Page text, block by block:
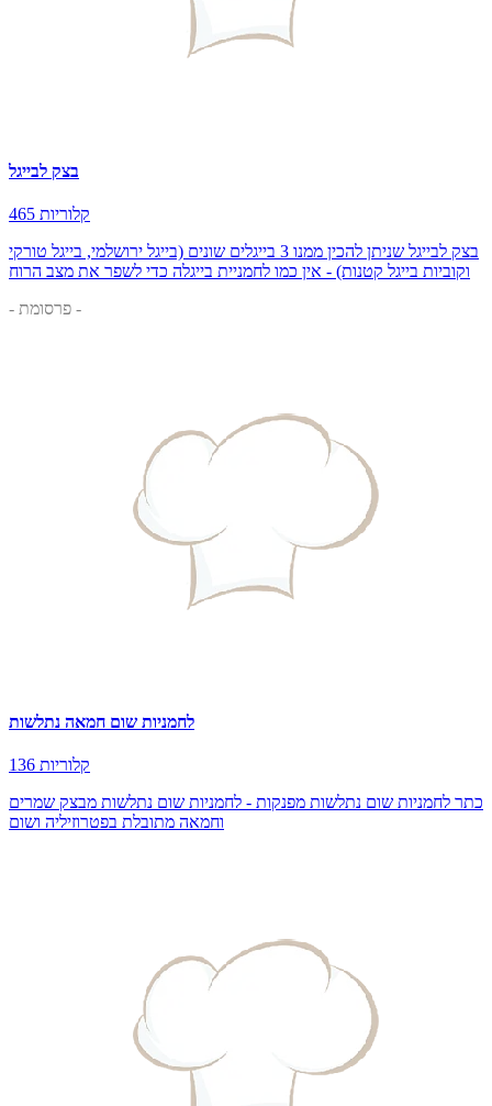
בצק לבייגל
465 קלוריות
בצק לבייגל שניתן להכין ממנו 3 בייגלים שונים (בייגל ירושלמי, בייגל טורקי
וקוביות בייגל קטנות) - אין כמו לחמניית בייגלה כדי לשפר את מצב הרוח
- פרסומת -
לחמניות שום חמאה נתלשות
136 קלוריות
כתר לחמניות שום נתלשות מפנקות - לחמניות שום נתלשות מבצק שמרים
וחמאה מתובלת בפטרוזיליה ושום